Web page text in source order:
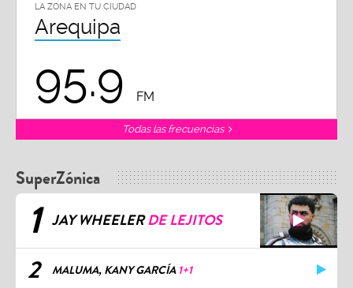
LA ZONA EN TU CIUDAD
Arequipa
95.9 FM
Todas las frecuencias
SuperZónica
1 JAY WHEELERDE LEJITOS
2 MALUMA, KANY GARCÍA 1+1